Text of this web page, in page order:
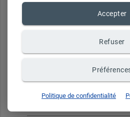
Confirmation email
Mot de passe
Accepter
Refuser
Politique de confidentialité